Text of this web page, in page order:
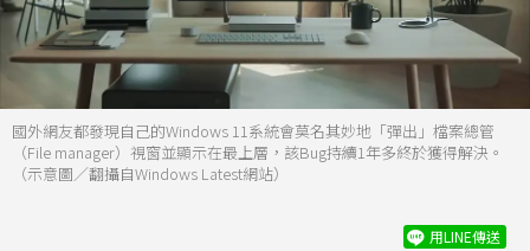
國外網友都發現自己的Windows 11系統會莫名其妙地「彈出」檔案總管
（File manager）視窗並顯示在最上層，該Bug持續1年多終於獲得解決。
（示意圖／翻攝自Windows Latest網站）
用LINE傳送